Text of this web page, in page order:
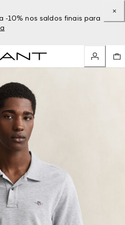
-10% nos saldos finais para